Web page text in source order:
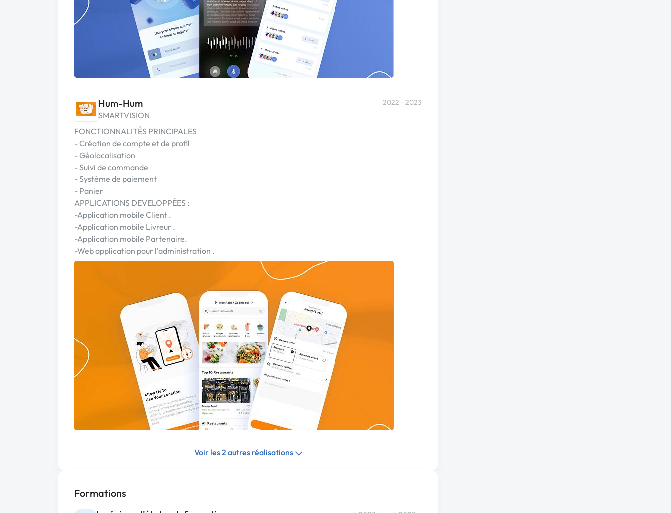
Hum-Hum
SMARTVISION
2022 - 2023
FONCTIONNALITÉS PRINCIPALES
- Création de compte et de profil
- Géolocalisation
- Suivi de commande
- Système de paiement
- Panier
APPLICATIONS DEVELOPPÉES :
-Application mobile Client .
-Application mobile Livreur .
-Application mobile Partenaire.
-Web application pour l'administration .
Voir les 2 autres réalisations
Formations